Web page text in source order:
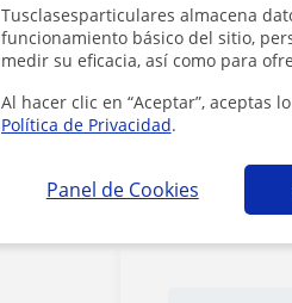
Tusclasesparticulares almacena
funcionamiento básico del sitio,
medir su eficacia, así como para
Al hacer clic en “Aceptar”, aceptas
Política de Privacidad.
Panel de CookiesContacta